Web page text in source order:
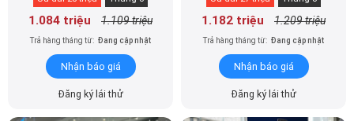
Trả hàng tháng từ: Đang cập nhật Trả hàng tháng từ: Đang cập nhật